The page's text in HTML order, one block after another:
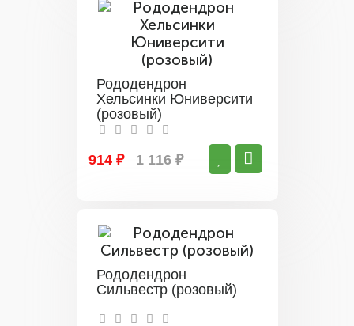
Рододендрон
Хельсинки Юниверсити
(розовый)
914 ₽ 1 116 ₽
Рододендрон
Сильвестр (розовый)